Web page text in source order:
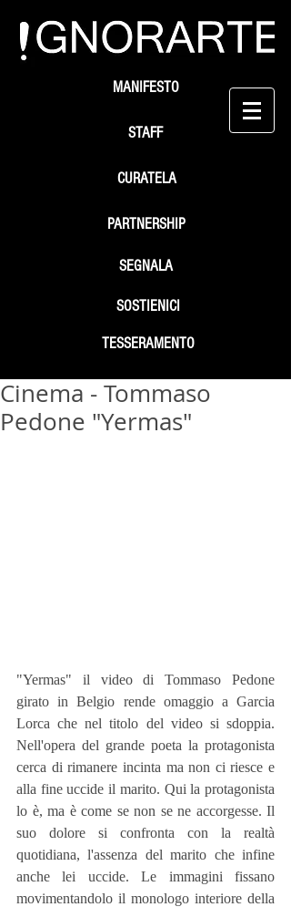
STAFF
SEGNALA
SOSTIENICI
MANIFESTO
PARTNERSHIP
TESSERAMENTO
CURATELA
Cinema - Tommaso
Pedone "Yermas"
"Yermas" il video di Tommaso Pedone
girato in Belgio rende omaggio a Garcia
Lorca che nel titolo del video si sdoppia.
Nell'opera del grande poeta la protagonista
cerca di rimanere incinta ma non ci riesce e
alla fine uccide il marito. Qui la protagonista
lo è, ma è come se non se ne accorgesse. Il
suo dolore si confronta con la realtà
quotidiana, l'assenza del marito che infine
anche lei uccide. Le immagini fissano
movimentandolo il monologo interiore della